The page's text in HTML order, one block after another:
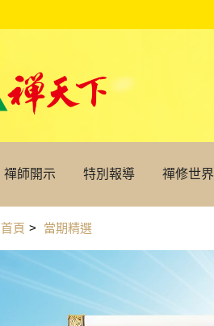
禪師開示 特別報導 禪修世界
首頁 > 當期精選